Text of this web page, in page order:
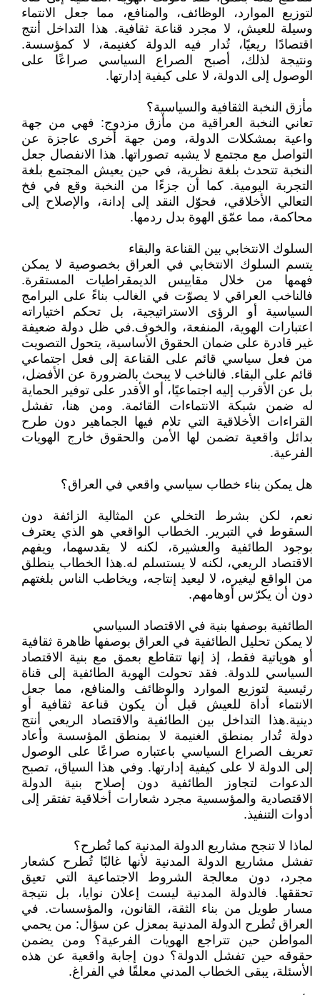
لتوزيع الموارد، الوظائف، والمنافع، مما جعل الانتماء
وسيلة للعيش، لا مجرد قناعة ثقافية. هذا التداخل أنتج
اقتصادًا ريعيًا، تُدار فيه الدولة كغنيمة، لا كمؤسسة.
ونتيجة لذلك، أصبح الصراع السياسي صراعًا على
الوصول إلى الدولة، لا على كيفية إدارتها.
مأزق النخبة الثقافية والسياسية؟
تعاني النخبة العراقية من مأزق مزدوج: فهي من جهة
واعية بمشكلات الدولة، ومن جهة أخرى عاجزة عن
التواصل مع مجتمع لا يشبه تصوراتها. هذا الانفصال جعل
النخبة تتحدث بلغة نظرية، في حين يعيش المجتمع بلغة
التجربة اليومية. كما أن جزءًا من النخبة وقع في فخ
التعالي الأخلاقي، فحوّل النقد إلى إدانة، والإصلاح إلى
محاكمة، مما عمّق الهوة بدل ردمها.
السلوك الانتخابي بين القناعة والبقاء
يتسم السلوك الانتخابي في العراق بخصوصية لا يمكن
فهمها من خلال مقاييس الديمقراطيات المستقرة.
فالناخب العراقي لا يصوّت في الغالب بناءً على البرامج
السياسية أو الرؤى الاستراتيجية، بل تحكم اختياراته
اعتبارات الهوية، المنفعة، والخوف.في ظل دولة ضعيفة
غير قادرة على ضمان الحقوق الأساسية، يتحول التصويت
من فعل سياسي قائم على القناعة إلى فعل اجتماعي
قائم على البقاء. فالناخب لا يبحث بالضرورة عن الأفضل،
بل عن الأقرب إليه اجتماعيًا، أو الأقدر على توفير الحماية
له ضمن شبكة الانتماءات القائمة. ومن هنا، تفشل
القراءات الأخلاقية التي تلام فيها الجماهير دون طرح
بدائل واقعية تضمن لها الأمن والحقوق خارج الهويات
الفرعية.
هل يمكن بناء خطاب سياسي واقعي في العراق؟
نعم، لكن بشرط التخلي عن المثالية الزائفة دون
السقوط في التبرير. الخطاب الواقعي هو الذي يعترف
بوجود الطائفية والعشيرة، لكنه لا يقدسهما، ويفهم
الاقتصاد الريعي، لكنه لا يستسلم له.هذا الخطاب ينطلق
من الواقع ليغيره، لا ليعيد إنتاجه، ويخاطب الناس بلغتهم
دون أن يكرّس أوهامهم.
الطائفية بوصفها بنية في الاقتصاد السياسي
لا يمكن تحليل الطائفية في العراق بوصفها ظاهرة ثقافية
أو هوياتية فقط، إذ إنها تتقاطع بعمق مع بنية الاقتصاد
السياسي للدولة. فقد تحولت الهوية الطائفية إلى قناة
رئيسية لتوزيع الموارد والوظائف والمنافع، مما جعل
الانتماء أداة للعيش قبل أن يكون قناعة ثقافية أو
دينية.هذا التداخل بين الطائفية والاقتصاد الريعي أنتج
دولة تُدار بمنطق الغنيمة لا بمنطق المؤسسة وأعاد
تعريف الصراع السياسي باعتباره صراعًا على الوصول
إلى الدولة لا على كيفية إدارتها. وفي هذا السياق، تصبح
الدعوات لتجاوز الطائفية دون إصلاح بنية الدولة
الاقتصادية والمؤسسية مجرد شعارات أخلاقية تفتقر إلى
أدوات التنفيذ.
لماذا لا تنجح مشاريع الدولة المدنية كما تُطرح؟
تفشل مشاريع الدولة المدنية لأنها غالبًا تُطرح كشعار
مجرد، دون معالجة الشروط الاجتماعية التي تعيق
تحققها. فالدولة المدنية ليست إعلان نوايا، بل نتيجة
مسار طويل من بناء الثقة، القانون، والمؤسسات. في
العراق تُطرح الدولة المدنية بمعزل عن سؤال: من يحمي
المواطن حين تتراجع الهويات الفرعية؟ ومن يضمن
حقوقه حين تفشل الدولة؟ دون إجابة واقعية عن هذه
الأسئلة، يبقى الخطاب المدني معلقًا في الفراغ.